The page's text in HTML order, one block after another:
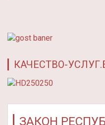
КАЧЕСТВО-
ЗАКОН